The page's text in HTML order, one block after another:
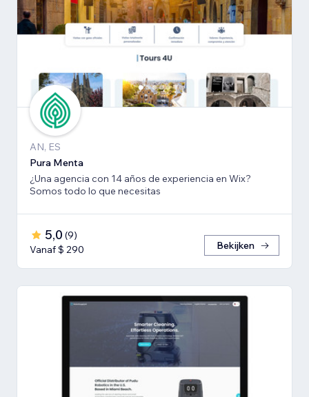
AN, ES
Pura Menta
¿Una agencia con 14 años de experiencia en Wix?
Somos todo lo que necesitas
5,0 (9)
Vanaf $ 290
Bekijken